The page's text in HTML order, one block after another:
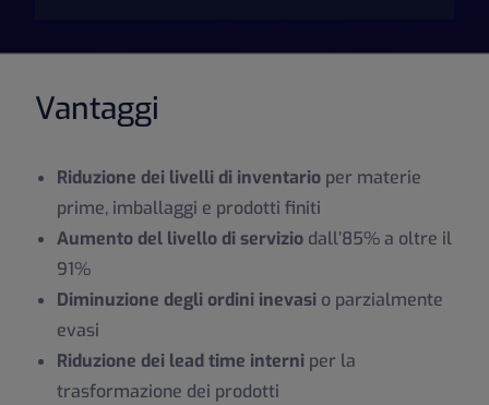
Vantaggi
Riduzione dei livelli di inventario per materie
prime, imballaggi e prodotti finiti
Aumento del livello di servizio dall’85% a oltre il
91%
Diminuzione degli ordini inevasi o parzialmente
evasi
Riduzione dei lead time interni per la
trasformazione dei prodotti